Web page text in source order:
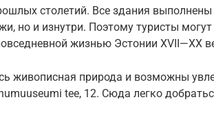
столетий. Все здания выполнены
но и изнутри. Поэтому туристы
жизнью Эстонии XVII—XX
живописная природа и возможны
tee, 12. Сюда легко